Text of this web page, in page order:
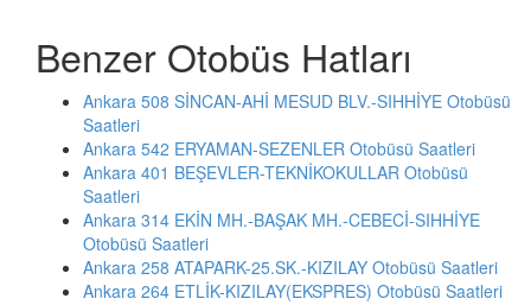
Benzer Otobüs Hatları
Ankara 508 SİNCAN-AHİ MESUD BLV.-SIHHİYE Otobüsü
Saatleri
Ankara 542 ERYAMAN-SEZENLER Otobüsü Saatleri
Ankara 401 BEŞEVLER-TEKNİKOKULLAR Otobüsü
Saatleri
Ankara 314 EKİN MH.-BAŞAK MH.-CEBECİ-SIHHİYE
Otobüsü Saatleri
Ankara 258 ATAPARK-25.SK.-KIZILAY Otobüsü Saatleri
Ankara 264 ETLİK-KIZILAY(EKSPRES) Otobüsü Saatleri